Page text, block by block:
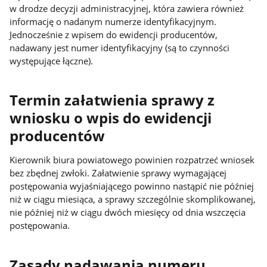
w drodze decyzji administracyjnej, która zawiera również
informację o nadanym numerze identyfikacyjnym.
Jednocześnie z wpisem do ewidencji producentów,
nadawany jest numer identyfikacyjny (są to czynności
występujące łączne).
Termin załatwienia sprawy z
wniosku o wpis do ewidencji
producentów
Kierownik biura powiatowego powinien rozpatrzeć wniosek
bez zbędnej zwłoki. Załatwienie sprawy wymagającej
postępowania wyjaśniającego powinno nastąpić nie później
niż w ciągu miesiąca, a sprawy szczególnie skomplikowanej,
nie później niż w ciągu dwóch miesięcy od dnia wszczęcia
postępowania.